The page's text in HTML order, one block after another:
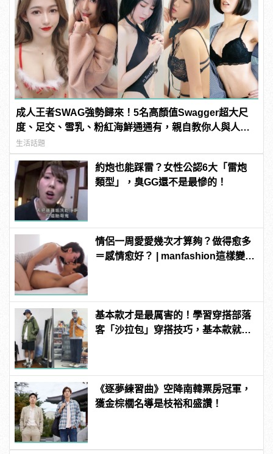
成人王者SWAG強勢歸來！5名高顏值Swagger超大尺
度、足交、雪乳、粉紅海鮮通通有，親自教你人與人的
連結！ | manfashion這樣變型男
生活話題
約炮也能踩雷？女性公認6大「雷炮
類型」，臭GG還不是最慘的！
情侶一周愛愛幾次才算夠？做得愈多
＝感情愈好？ | manfashion這樣變型
基本款才是最厲害的！學習穿搭部落
客「沙拉包」穿搭技巧，基本款就能
《逐夢練習曲》空降南韓票房冠軍，
獲金棕櫚名導是枝裕和盛讚！